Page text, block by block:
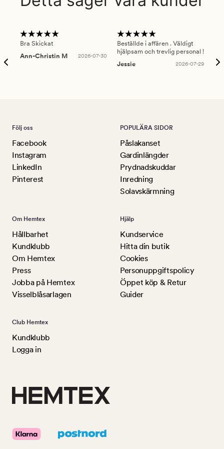
Bra Skickat
Ann-Christin M
2026-07-30
Beställde i affären . Väldigt
hjälpsam och trevlig personal !
Jessie
2026-07-29
Följ oss
Facebook
Instagram
LinkedIn
Pinterest
POPULÄRA SIDOR
Påslakanset
Gardinlängder
Prydnadskuddar
Inredning
Solavskärmning
Om Hemtex
Hållbarhet
Kundklubb
Om Hemtex
Press
Jobba på Hemtex
Visselblåsarlagen
Hjälp
Kundservice
Hitta din butik
Cookies
Personuppgiftspolicy
Öppet köp & Retur
Guider
Club Hemtex
Kundklubb
Logga in